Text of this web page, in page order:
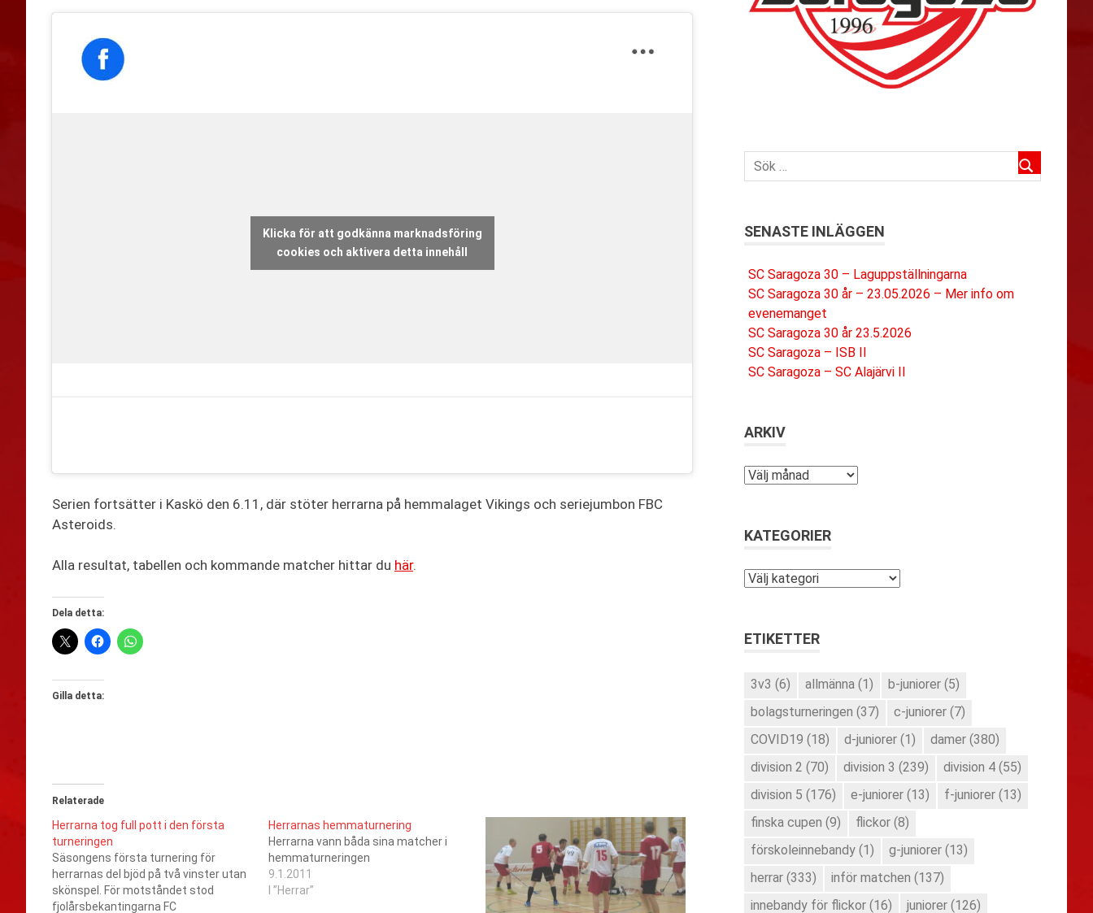
Klicka för att godkänna marknadsföring
cookies och aktivera detta innehåll
Serien fortsätter i Kaskö den 6.11, där stöter herrarna på hemmalaget Vikings och seriejumbon FBC
Asteroids.
Alla resultat, tabellen och kommande matcher hittar du här.
Dela detta:
Gilla detta:
Relaterade
Herrarna tog full pott i den första
turneringen
Säsongens första turnering för
herrarnas del bjöd på två vinster utan
skönspel. För motståndet stod
fjolårsbekantingarna FC
Herrarnas hemmaturnering
Herrarna vann båda sina matcher i
hemmaturneringen
9.1.2011
I ”Herrar”
SENASTE INLÄGGEN
SC Saragoza 30 – Laguppställningarna
SC Saragoza 30 år – 23.05.2026 – Mer info om
evenemanget
SC Saragoza 30 år 23.5.2026
SC Saragoza – ISB II
SC Saragoza – SC Alajärvi II
ARKIV
Arkiv
KATEGORIER
Kategorier
ETIKETTER
3v3 (6) allmänna (1) b-juniorer (5)
bolagsturneringen (37) c-juniorer (7)
COVID19 (18) d-juniorer (1) damer (380)
division 2 (70) division 3 (239) division 4 (55)
division 5 (176) e-juniorer (13) f-juniorer (13)
finska cupen (9) flickor (8)
förskoleinnebandy (1) g-juniorer (13)
herrar (333) inför matchen (137)
innebandy för flickor (16) juniorer (126)